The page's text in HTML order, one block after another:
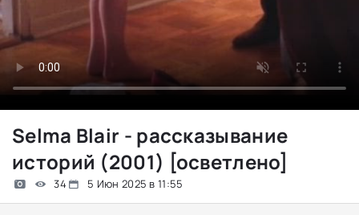
Selma Blair - рассказывание
историй (2001) [осветлено]
34 5 Июн 2025 в 11:55